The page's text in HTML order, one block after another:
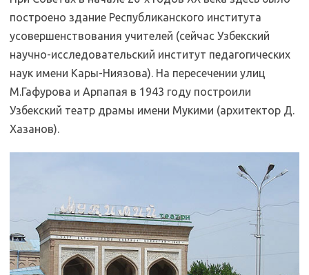
построено здание Республиканского института
усовершенствования учителей (сейчас Узбекский
научно-исследовательский институт педагогических
наук имени Кары-Ниязова). На пересечении улиц
М.Гафурова и Арпапая в 1943 году построили
Узбекский театр драмы имени Мукими (архитектор Д.
Хазанов).